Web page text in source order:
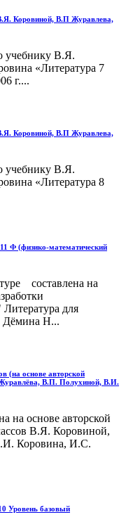
Коровиной, В.П Журавлева,
учебнику В.Я.
«Литература 7
г....
Коровиной, В.П Журавлева,
учебнику В.Я.
«Литература 8
Ф (физико-математический
составлена на
для
Дёмина Н...
(на основе авторской
В.П. Полухиной, В.И.
на основе авторской
В.Я. Коровиной,
Коровина, И.С.
базовый